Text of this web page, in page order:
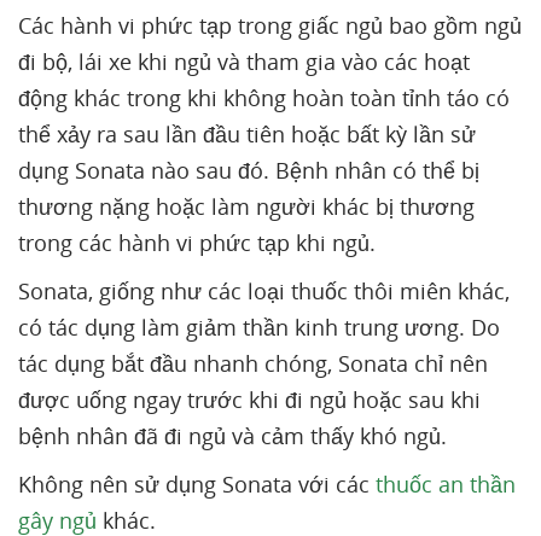
Các hành vi phức tạp trong giấc ngủ bao gồm ngủ
đi bộ, lái xe khi ngủ và tham gia vào các hoạt
động khác trong khi không hoàn toàn tỉnh táo có
thể xảy ra sau lần đầu tiên hoặc bất kỳ lần sử
dụng Sonata nào sau đó. Bệnh nhân có thể bị
thương nặng hoặc làm người khác bị thương
trong các hành vi phức tạp khi ngủ.
Sonata, giống như các loại thuốc thôi miên khác,
có tác dụng làm giảm thần kinh trung ương. Do
tác dụng bắt đầu nhanh chóng, Sonata chỉ nên
được uống ngay trước khi đi ngủ hoặc sau khi
bệnh nhân đã đi ngủ và cảm thấy khó ngủ.
Không nên sử dụng Sonata với các thuốc an thần
gây ngủ khác.